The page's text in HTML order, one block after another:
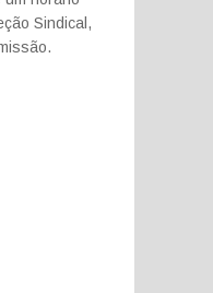
Sindical,